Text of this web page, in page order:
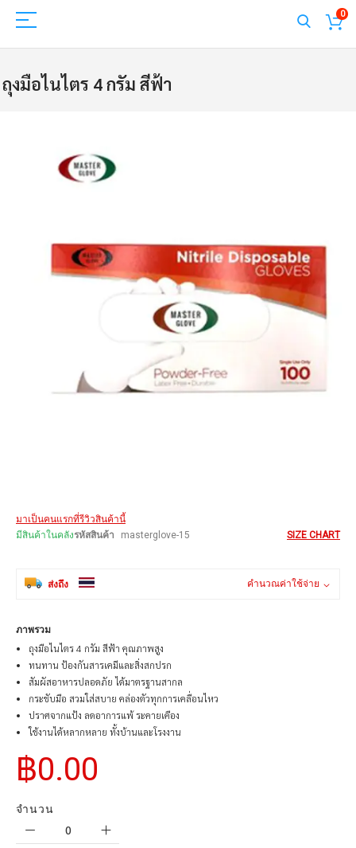
0
ถุงมือไนไตร 4 กรัม สีฟ้า
images
มาเป็นคนแรกที่รีวิวสินค้านี้
มีสินค้าในคลังรหัสสินค้า masterglove-15 SIZE CHART
ส่งถึง คำนวณค่าใช้จ่าย
ภาพรวม
ถุงมือไนไตร 4 กรัม สีฟ้า คุณภาพสูง
ทนทาน ป้องกันสารเคมีและสิ่งสกปรก
สัมผัสอาหารปลอดภัย ได้มาตรฐานสากล
กระชับมือ สวมใส่สบาย คล่องตัวทุกการเคลื่อนไหว
ปราศจากแป้ง ลดอาการแพ้ ระคายเคือง
ใช้งานได้หลากหลาย ทั้งบ้านและโรงงาน
฿0.00
จำนวน